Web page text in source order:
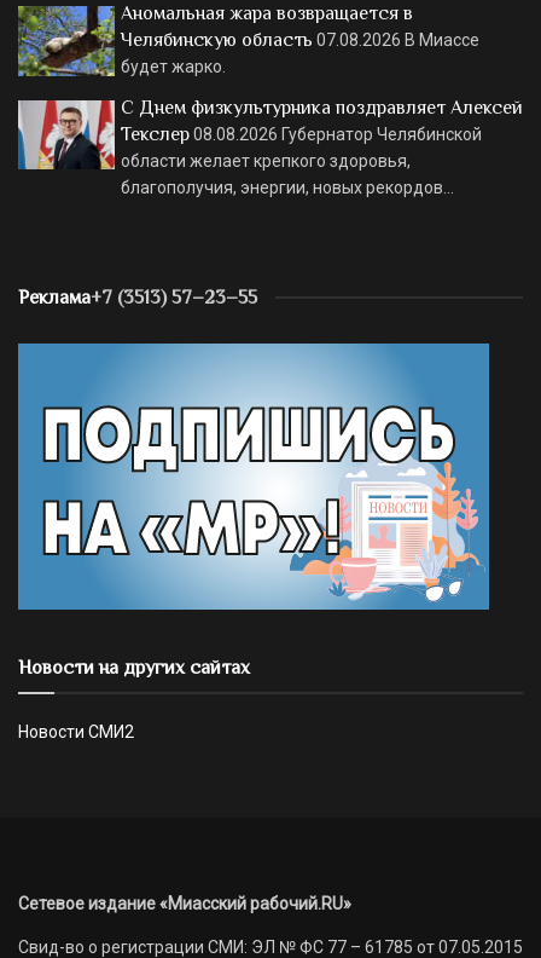
Аномальная жара возвращается в
Челябинскую область 07.08.2026 В Миассе
будет жарко.
С Днем физкультурника поздравляет Алексей
Текслер08.08.2026 Губернатор Челябинской
области желает крепкого здоровья,
благополучия, энергии, новых рекордов…
Реклама+7 (3513) 57–23–55
Новости на других сайтах
Новости СМИ2
Сетевое издание «Миасский рабочий.RU»
Свид-во о регистрации СМИ: ЭЛ № ФС 77 – 61785 от 07.05.2015